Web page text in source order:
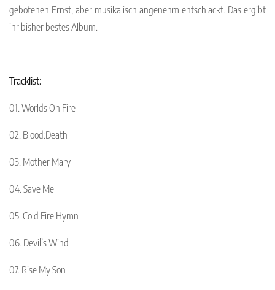
gebotenen Ernst, aber musikalisch angenehm entschlackt. Das ergibt
ihr bisher bestes Album.
Tracklist:
01. Worlds On Fire
02. Blood:Death
03. Mother Mary
04. Save Me
05. Cold Fire Hymn
06. Devil’s Wind
07. Rise My Son